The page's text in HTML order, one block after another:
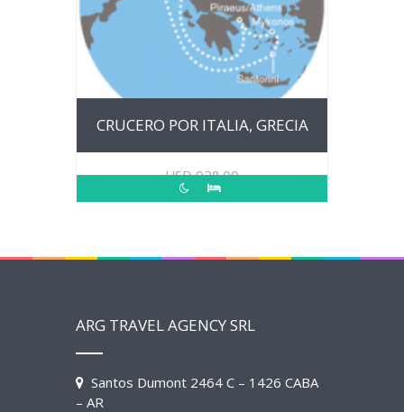
CRUCERO POR ITALIA, GRECIA
USD928.00
ARG TRAVEL AGENCY SRL
Santos Dumont 2464 C – 1426 CABA
– AR